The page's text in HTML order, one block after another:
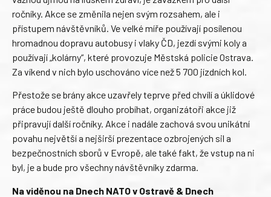
ročníky. Akce se změnila nejen svým rozsahem, ale i
přístupem návštěvníků. Ve velké míře používají posílenou
hromadnou dopravu autobusy i vlaky ČD, jezdí svými koly a
používají „kolárny“, které provozuje Městská policie Ostrava.
Za víkend v nich bylo uschováno více než 5 700 jízdních kol.
Přestože se brány akce uzavřely teprve před chvílí a úklidové
práce budou ještě dlouho probíhat, organizátoři akce již
připravují další ročníky. Akce i nadále zachová svou unikátní
povahu největší a nejširší prezentace ozbrojených sil a
bezpečnostních sborů v Evropě, ale také fakt, že vstup na ni
byl, je a bude pro všechny návštěvníky zdarma.
Na viděnou na Dnech NATO v Ostravě & Dnech